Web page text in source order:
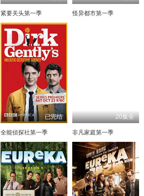
紧要关头第一季 怪异都市第一季
已完结
全能侦探社第一季
20集全
非凡家庭第一季